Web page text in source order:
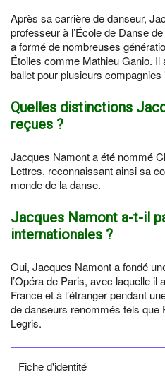
Après sa carrière de danseur,
professeur à l’École de Danse
a formé de nombreuses
Étoiles comme Mathieu Ganio.
ballet pour plusieurs compagnies
Quelles distinctions
reçues ?
Jacques Namont a été nommé
Lettres, reconnaissant ainsi sa
monde de la danse.
Jacques Namont a-t-il
internationales ?
Oui, Jacques Namont a fondé
l’Opéra de Paris, avec laquelle il
France et à l’étranger pendant
de danseurs renommés tels que
Legris.
Fiche d'identité